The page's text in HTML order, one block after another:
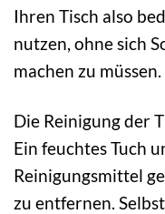
Ihren Tisch also
nutzen, ohne sich
machen zu müssen.
Die Reinigung der
Ein feuchtes Tuch
Reinigungsmittel
zu entfernen.